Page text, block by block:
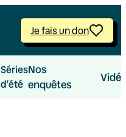
Je fais un don
Séries
d’été
Nos
enquêtes